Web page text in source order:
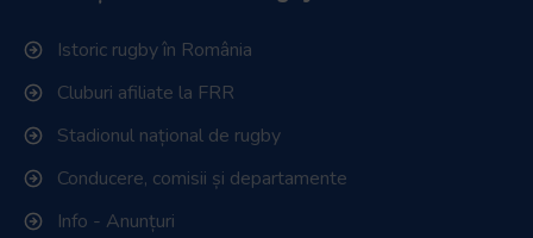
Istoric rugby în România
Cluburi afiliate la FRR
Stadionul național de rugby
Conducere, comisii și departamente
Info - Anunțuri